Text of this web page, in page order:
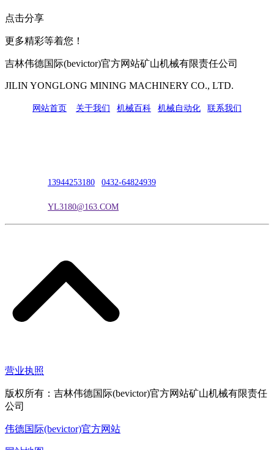
点击分享
更多精彩等着您！
吉林伟德国际(bevictor)官方网站矿山机械有限责任公司
JILIN YONGLONG MINING MACHINERY CO., LTD.
网站首页 关于我们 机械百科 机械自动化 联系我们
13944253180 0432-64824939
YL3180@163.COM
营业执照
版权所有：吉林伟德国际(bevictor)官方网站矿山机械有限责任
公司
伟德国际(bevictor)官方网站